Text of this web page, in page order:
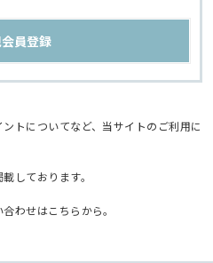
トについてなど、当サイトのご利用に
しております。
わせはこちらから。